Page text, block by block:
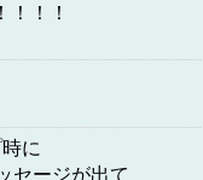
！！
に
セージが出て